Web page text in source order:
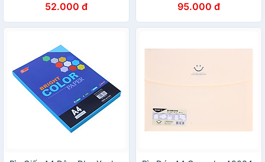
52.000 đ 95.000 đ